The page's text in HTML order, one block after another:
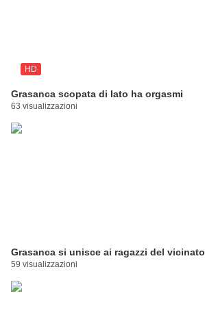
HD
Grasanca scopata di lato ha orgasmi
63 visualizzazioni
Grasanca si unisce ai ragazzi del vicinato
59 visualizzazioni